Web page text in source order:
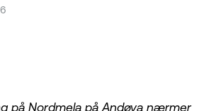
på Nordmela på Andøya nærmer